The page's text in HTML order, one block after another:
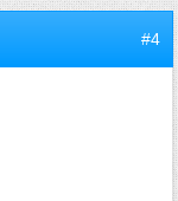
#4